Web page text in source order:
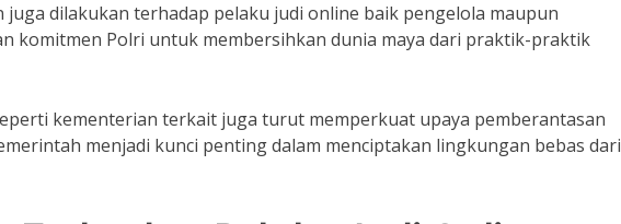
dilakukan terhadap pelaku judi online baik pengelola maupun
komitmen Polri untuk membersihkan dunia maya dari praktik-praktik
kementerian terkait juga turut memperkuat upaya pemberantasan
menjadi kunci penting dalam menciptakan lingkungan bebas dari